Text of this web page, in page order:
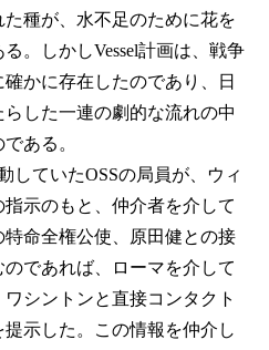
種が、水不足のために花を
。しかしVessel計画は、戦争
かに存在したのであり、日
した一連の劇的な流れの中
ある。
していたOSSの局員が、ウィ
示のもと、仲介者を介して
命全権公使、原田健との接
であれば、ローマを介して
ワシントンと直接コンタクト
示した。この情報を仲介し